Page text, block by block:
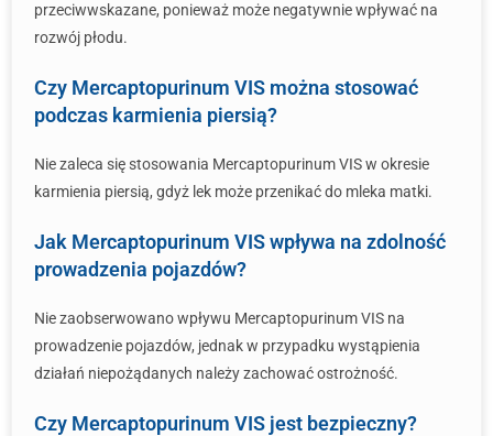
przeciwwskazane, ponieważ może negatywnie wpływać na
rozwój płodu.
Czy Mercaptopurinum VIS można stosować
podczas karmienia piersią?
Nie zaleca się stosowania Mercaptopurinum VIS w okresie
karmienia piersią, gdyż lek może przenikać do mleka matki.
Jak Mercaptopurinum VIS wpływa na zdolność
prowadzenia pojazdów?
Nie zaobserwowano wpływu Mercaptopurinum VIS na
prowadzenie pojazdów, jednak w przypadku wystąpienia
działań niepożądanych należy zachować ostrożność.
Czy Mercaptopurinum VIS jest bezpieczny?